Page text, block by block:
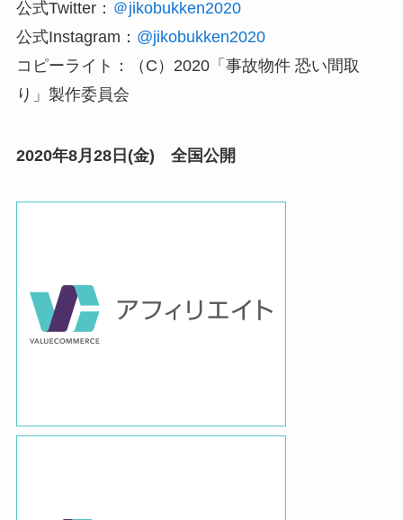
公式Twitter： ＠jikobukken2020
公式Instagram： @jikobukken2020
コピーライト：（C）2020「事故物件 恐い間取
り」製作委員会
2020年8月28日(金) 全国公開